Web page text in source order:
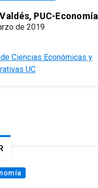
PUC-Economía
de 2019
Ciencias Económicas y
UC